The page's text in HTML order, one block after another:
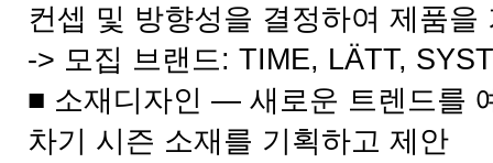
컨셉 및 방향성을 결정하여 제품을
-> 모집 브랜드: TIME, LÄTT,
■ 소재디자인 — 새로운 트렌드를
차기 시즌 소재를 기획하고 제안